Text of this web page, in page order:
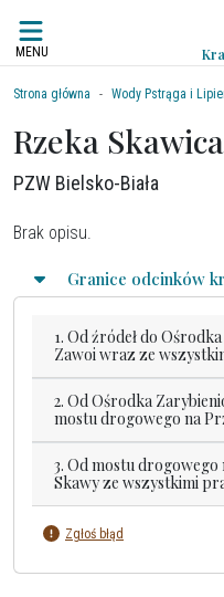
MENU
Strona główna Wody Pstrąga i
Rzeka Skawica
PZW Bielsko-Biała
Brak opisu.
1. Od źródeł do
Zawoi wraz ze
dopływami na tym
2. Od Ośrodka
mostu drogowego na
z Porozumień
3. Od mostu drogowego
Skawy ze wszystkimi
dopływami na tym
Zgłoś błąd